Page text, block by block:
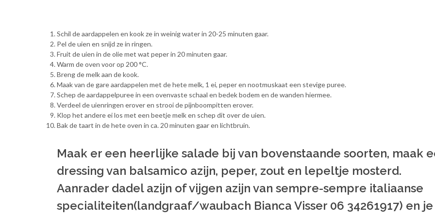
Schil de aardappelen en kook ze in weinig water in 20-25 minuten gaar.
Pel de uien en snijd ze in ringen.
Fruit de uien in de olie met wat peper in 20 minuten gaar.
Warm de oven voor op 200 °C.
Breng de melk aan de kook.
Maak van de gare aardappelen met de hete melk, 1 ei, peper en nootmuskaat een stevige puree.
Schep de aardappelpuree in een ovenvaste schaal en bedek bodem en de wanden hiermee.
Verdeel de uienringen erover en strooi de pijnboompitten erover.
Klop het andere ei los met een beetje melk en schep dit over de uien.
Bak de taart in de hete oven in ca. 20 minuten gaar en lichtbruin.
Maak er een heerlijke salade bij van bovenstaande soorten, maak
dressing van balsamico azijn, peper, zout en lepeltje mosterd.
Aanrader dadel azijn of vijgen azijn van sempre-sempre italiaanse
specialiteiten(landgraaf/waubach Bianca Visser 06 34261917) en je